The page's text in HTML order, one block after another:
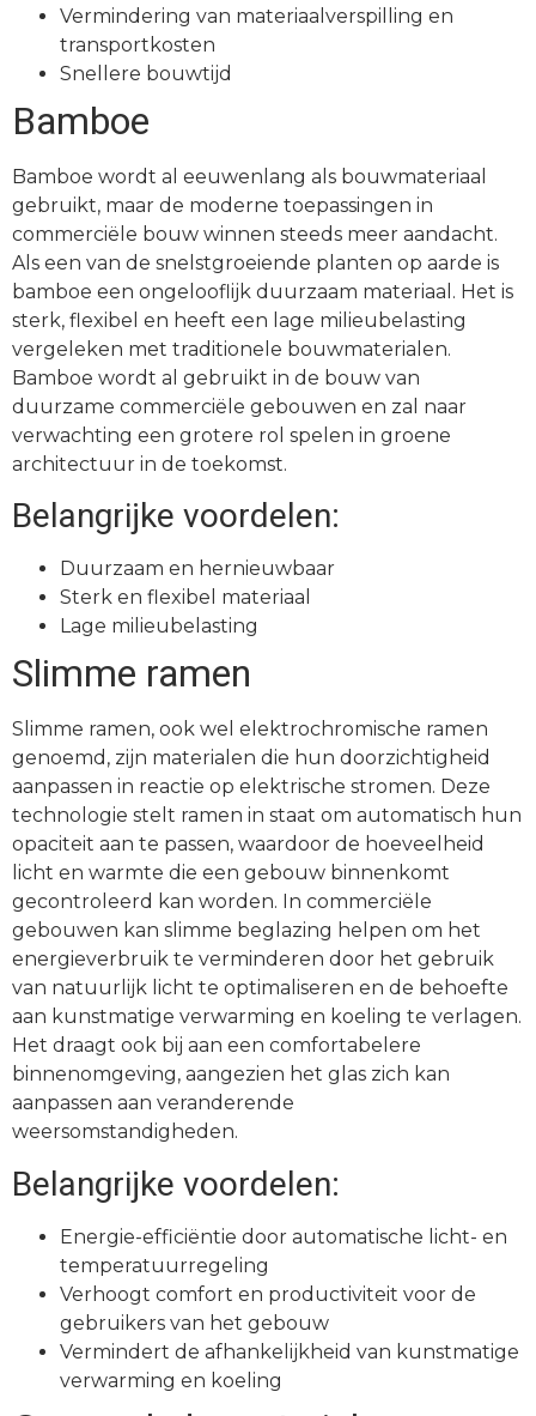
Vermindering van materiaalverspilling en
transportkosten
Snellere bouwtijd
Bamboe
Bamboe wordt al eeuwenlang als bouwmateriaal
gebruikt, maar de moderne toepassingen in
commerciële bouw winnen steeds meer aandacht.
Als een van de snelstgroeiende planten op aarde is
bamboe een ongelooflijk duurzaam materiaal. Het is
sterk, flexibel en heeft een lage milieubelasting
vergeleken met traditionele bouwmaterialen.
Bamboe wordt al gebruikt in de bouw van
duurzame commerciële gebouwen en zal naar
verwachting een grotere rol spelen in groene
architectuur in de toekomst.
Belangrijke voordelen:
Duurzaam en hernieuwbaar
Sterk en flexibel materiaal
Lage milieubelasting
Slimme ramen
Slimme ramen, ook wel elektrochromische ramen
genoemd, zijn materialen die hun doorzichtigheid
aanpassen in reactie op elektrische stromen. Deze
technologie stelt ramen in staat om automatisch hun
opaciteit aan te passen, waardoor de hoeveelheid
licht en warmte die een gebouw binnenkomt
gecontroleerd kan worden. In commerciële
gebouwen kan slimme beglazing helpen om het
energieverbruik te verminderen door het gebruik
van natuurlijk licht te optimaliseren en de behoefte
aan kunstmatige verwarming en koeling te verlagen.
Het draagt ook bij aan een comfortabelere
binnenomgeving, aangezien het glas zich kan
aanpassen aan veranderende
weersomstandigheden.
Belangrijke voordelen:
Energie-efficiëntie door automatische licht- en
temperatuurregeling
Verhoogt comfort en productiviteit voor de
gebruikers van het gebouw
Vermindert de afhankelijkheid van kunstmatige
verwarming en koeling